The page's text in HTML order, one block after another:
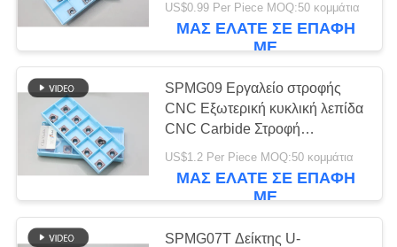
ΣΧΕΤΙΚΆ
ΜΕ
ΕΜΆΣ
ΕΠΙΣΚΕΨΉ
ΕΡΓΟΣΤΑΣΊΟΥ
ΚΑΤΑΛΌΓΟΙ
Ένθετα στροφής
καρβιδίου
166
US$0.99 Per Piece MOQ:50 κομμάτια
ΜΑΣ ΕΛΆΤΕ ΣΕ ΕΠΑΦΉ
ΜΕ
SPMG09 Εργαλείο στροφής
CNC Εξωτερική κυκλική λεπίδα
CNC Carbide Στροφή
Εισαγωγές U Drill Insert
SPMG090408
US$1.2 Per Piece MOQ:50 κομμάτια
ΜΑΣ ΕΛΆΤΕ ΣΕ ΕΠΑΦΉ
ΜΕ
SPMG07T Δείκτης U-